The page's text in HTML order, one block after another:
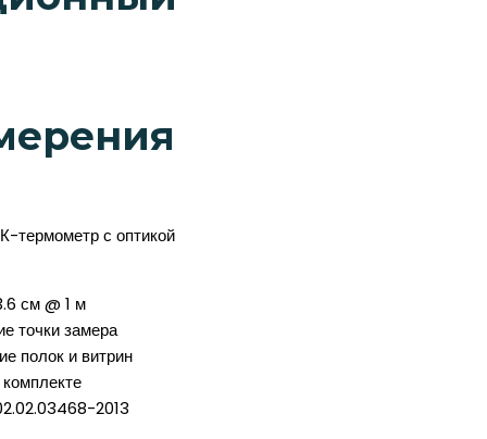
термометр с оптикой
см @ 1 м
точки замера
полок и витрин
2013